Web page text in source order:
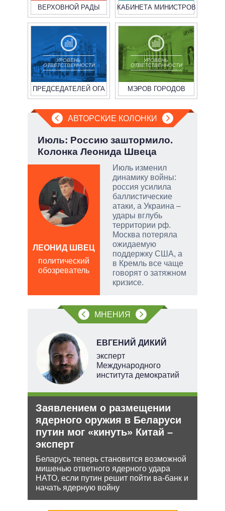
ВЕРХОВНОЙ РАДЫ КАБИНЕТА МИНИСТРОВ
УРОВЕНЬ
ОТВЕТСТВЕННОСТИ
ПРЕДСЕДАТЕЛЕЙ ОГА
УРОВЕНЬ
ОТВЕТСТВЕННОСТИ
МЭРОВ ГОРОДОВ
АВТОРСКИЕ КОЛОНКИ
Июль: Россию заштормило.
Колонка Леонида Швеца
Июль изменил
динамику войны:
россия усилила
баллистические
атаки, а Украина –
удары вглубь
территории рф.
Москва потеряла
ожидаемую
поддержку США, а
в Кремль все чаще
говорят о затяжном
кризисе.
ЛЕОНИД ШВЕЦ
политический
обозреватель
МНЕНИЯ
ЕВГЕНИЙ ДИКИЙ
эксперт
Международного
института демократий
Заявлением о размещении
ядерного оружия в Беларуси
путин мог «кинуть» Китай –
эксперт
Беларусь теперь становится возможной
мишенью ответного ядерного удара
НАТО, если путин решит пойти ва-банк и
начать ядерную войну